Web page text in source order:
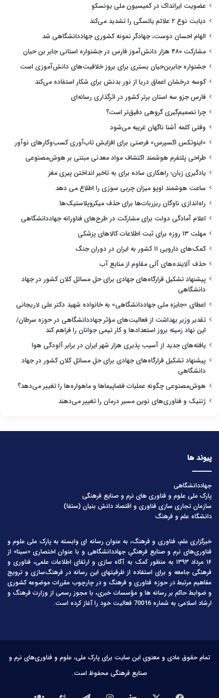
عضویت ایرانداک در کمیسیون ملی یونسکو
دیابت نوع ۲ علائم یائسگی را تشدید می‌کند
الهام احسان دوست، جهادگر نمونه کشوری جهاددانشگاهی شد
مشارکت ۴۸۰ هزار دانش‌آموز فارس در جشنواره استانی جابر بن حیان
جشنواره جابربن‌حیان بستری برای بروز خلاقیت‌های دانش‌آموزی است
کوسه درخشان اعماق دریا از نور بدنش برای شکار استفاده می‌کند
فارس جزو سه استان برتر کشور در اثرگذاری رسانه‌ای
چرا تصمیم‌گیری گروهی دقیق‌تر است؟
وقتی کلمه آشنا ناگهان غریبه می‌شود
«اینوتکس اکسپرس» فرصتی برای افزایش تاب‌آوری کسب‌وکارهای نوآور
طراحی پلتفرم هوشمند اکتشاف مواد معدنی مبتنی بر هوش‌مصنوعی
یادگیری زبان؛ راهکاری ساده برای به تاخیر انداختن پیری مغز
ساعت هوشمند اوپو میزان چربی سوزی را اطلاع می دهد
راه‌اندازی ناوگان ریزربات‌ها برای حذف میکروپلاستیک‌ها
اعلام آمادگی دولت برای مشارکت در طرح‌های فناورانه جهاددانشگاهی
مهلت ۱۳ روزه برای ثبت اطلاعات کالاهای پزشکی
کمک‌های دارویی ۱۱ کشور به ایران در دوران جنگ
حذف آلاینده‌های آلی مقاوم از منابع آب
پیشنهاد تشکیل قرارگاه‌های جهادی برای حل مسائل کلان کشور در جهاد
دانشگاهی
اعطای «جایزه ملی جهاددانشگاهی» به خانواده شهید دکتر علی لاریجانی
تقدیر وزیر بهداشت از فعالیت‌های مؤثر جهاددانشگاهی در حوزه سرطان/
این نهاد زمینه بروز استعدادها و کار تیمی جوانان را فراهم کند
یافته‌های جدید از آسیب پذیری هزار شهر ایران در برابر آلودگی هوا
پیشنهاد تشکیل قرارگاه‌های جهادی برای حل مسائل کلان کشور در جهاد
دانشگاهی
هوش‌مصنوعی چگونه عملیات فضاپیماها و ماهواره‌ها را تغییر می‌دهد؟
ژنتیک و فناوری‌های نوین مسیر درمان را تغییر می‌دهند
پیوند ها
جهاددانشگاهی
پارک ملی علوم و فناوری های نرم و صنایع فرهنگی
سازمان تجاری سازی فناوری و اقتصاد دانش بنیان (ستفا)
دانشگاه علم و فرهنگ
خبرگزاری علم، فناوری و فرهنگ، به عنوان رسانه ای وابسته به پارک ملی علوم و
فناوری‌های نرم و صنایع فرهنگیِ جهاددانشگاهی و با عنوان اختصاری «سینا» از
۱۶ مرداد ۱۳۹۳ به منظور کمک به آگاه سازی و ارتقای اطلاعات علمی، فناوری و
فرهنگی جامعه و برای استفاده از ظرفیتهای این رسانه در فرهنگ‌سازی و ترویج
مفاهیم مرتبط در حوزه فناوری و فرهنگ و در چارچوب مقررات موضوعه کشوری
و ضوابط حاکم بر رسانه ها و مؤسسات خبری، با مجوز رسمی از وزارت فرهنگ و
ارشاد اسلامی به شماره 70016 فعالیت خود را آغاز کرده است.
تمام حقوق مادی و معنوی این سایت برای پارک ملی، علوم و فناوری‌های نرم و
صنایع فرهنگی محفوظ است.